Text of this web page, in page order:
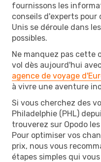
fournissons les
conseils d'experts
Unis se déroule dans
possibles.
Ne manquez pas cette
vol dès aujourd'hui
agence de voyage
à vivre une aventure
Si vous cherchez des
Philadelphie (PHL)
trouverez sur Opodo
Pour optimiser vos
prix, nous vous
étapes simples qui